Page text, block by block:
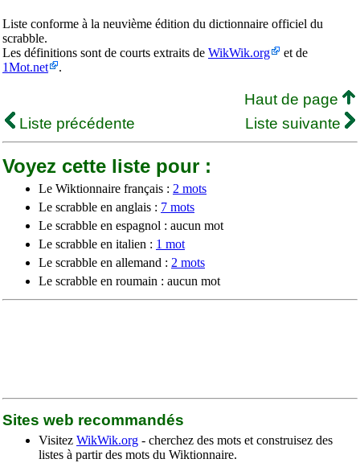
Liste conforme à la neuvième édition du dictionnaire officiel du
scrabble.
Les définitions sont de courts extraits de WikWik.org
et de
1Mot.net
.
Haut de page
Liste précédente
Liste suivante
Voyez cette liste pour :
Le Wiktionnaire français : 2 mots
Le scrabble en anglais : 7 mots
Le scrabble en espagnol : aucun mot
Le scrabble en italien : 1 mot
Le scrabble en allemand : 2 mots
Le scrabble en roumain : aucun mot
Sites web recommandés
Visitez WikWik.org - cherchez des mots et construisez des
listes à partir des mots du Wiktionnaire.